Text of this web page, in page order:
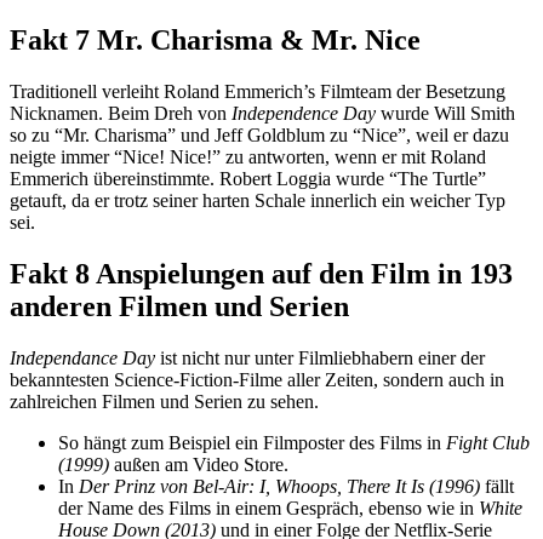
Fakt 7 Mr. Charisma & Mr. Nice
Traditionell verleiht Roland Emmerich’s Filmteam der Besetzung
Nicknamen. Beim Dreh von Independence Day wurde Will Smith
so zu “Mr. Charisma” und Jeff Goldblum zu “Nice”, weil er dazu
neigte immer “Nice! Nice!” zu antworten, wenn er mit Roland
Emmerich übereinstimmte. Robert Loggia wurde “The Turtle”
getauft, da er trotz seiner harten Schale innerlich ein weicher Typ
sei.
Fakt 8 Anspielungen auf den Film in 193
anderen Filmen und Serien
Independance Day ist nicht nur unter Filmliebhabern einer der
bekanntesten Science-Fiction-Filme aller Zeiten, sondern auch in
zahlreichen Filmen und Serien zu sehen.
So hängt zum Beispiel ein Filmposter des Films in Fight Club
(1999) außen am Video Store.
In Der Prinz von Bel-Air: I, Whoops, There It Is (1996) fällt
der Name des Films in einem Gespräch, ebenso wie in White
House Down (2013) und in einer Folge der Netflix-Serie